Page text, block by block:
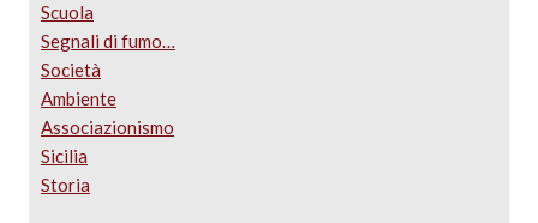
Scuola
Segnali di fumo…
Società
Ambiente
Associazionismo
Sicilia
Storia